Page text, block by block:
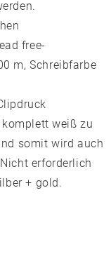
free-
m, Schreibfarbe
weiß zu
somit wird auch
erforderlich
+ gold.